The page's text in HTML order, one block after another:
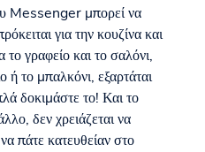
Messenger μπορεί να
για την κουζίνα και
το γραφείο και το σαλόνι,
ή το μπαλκόνι, εξαρτάται
δοκιμάστε το! Και το
δεν χρειάζεται να
πάτε κατευθείαν στο